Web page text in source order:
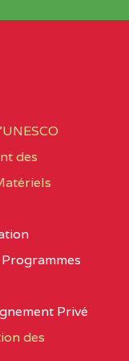
POLYVALENT
BP :
de septembre
publics
Bilingues
section bilingue
des
Privé
des